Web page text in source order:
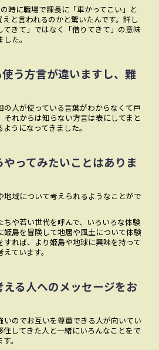
時に職場で課長に「車かってこい」と
と言われるのかと驚いたんです。詳し
てきて」ではなく「借りてきて」の意味
た。
う方言が違いますし、難
の人が使っている言葉がわからなくて戸
れからは知らない方言は表にしてまと
うになってきました。
ってみたいことはありま
地域について考えられるようなことがで
ちや若い世代を呼んで、いろいろな体験
姫島を冒険して地層や風土について体験
すれば、より姫島や地球に興味を持って
ています。
る人へのメッセージをお
いのでお互いを尊重できる人が向いてい
住してきた人と一緒にいろんなことをで
。